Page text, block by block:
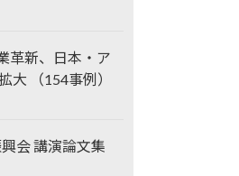
革新、日本・ア
大 （154事例）
会 講演論文集